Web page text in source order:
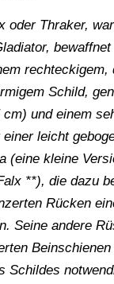
oder Thraker,
rechteckigem,
Schild,
und einem
leicht
(eine kleine
**), die dazu
Rücken
Seine andere
Schildes